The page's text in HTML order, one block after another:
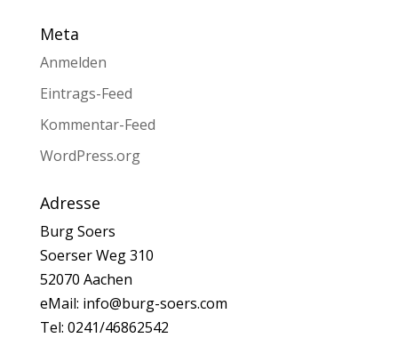
Meta
Anmelden
Eintrags-Feed
Kommentar-Feed
WordPress.org
Adresse
Burg Soers
Soerser Weg 310
52070 Aachen
eMail: info@burg-soers.com
Tel: 0241/46862542